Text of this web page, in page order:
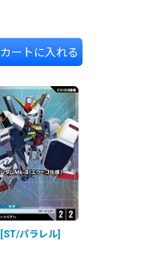
カートに入れる
[ST/パラレル]